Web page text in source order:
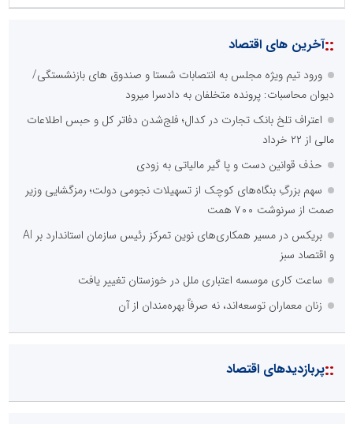
::آخرین های اقتصاد
ورود تیم ویژه مجلس به انتصابات شستا و صندوق های بازنشستگی/
دیوان محاسبات: پرونده متخلفان به دادسرا میرود
اعتراف تلخ بانک تجارت در کدال؛ فلج‌شدن دفاتر کل و حبس اطلاعات
مالی از ۲۲ خرداد
حذف قوانین دست و پا گیر مالیاتی به زودی
سهم بزرگِ بنگاه‌های کوچک از تسهیلات نجومی دولت؛ رمزگشایی وزیر
صمت از سرنوشت ۷۰۰ همت
بریکس در مسیر همکاری‌های نوین تمرکز رئیس سازمان استاندارد بر AI
و اقتصاد سبز
ساعت کاری موسسه اعتباری ملل در خوزستان تغییر یافت
زنان معماران توسعه‌اند، نه صرفاً بهره‌مندان از آن
::پربازدیدهای اقتصاد